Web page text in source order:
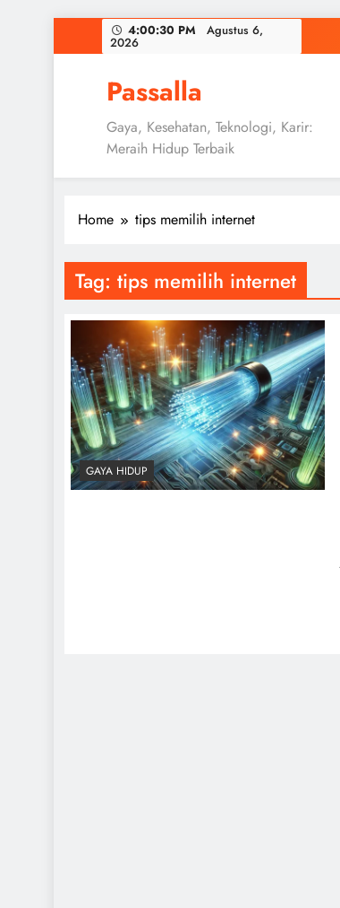
to
4:00:31 PM Agustus 6, 2026
Passalla
Gaya, Kesehatan, Teknologi, Karir:
Meraih Hidup Terbaik
Home tips memilih internet
Tag: tips memilih internet
GAYA HIDUP